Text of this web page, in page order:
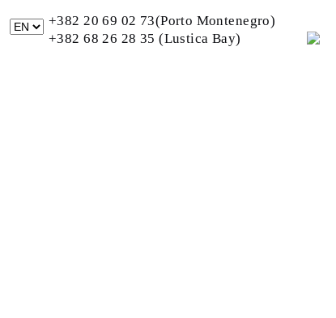
+382 20 69 02 73(Porto Montenegro)
+382 68 26 28 35 (Lustica Bay)